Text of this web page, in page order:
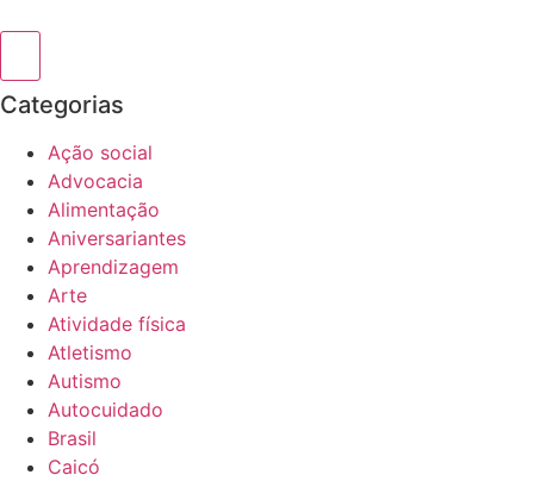
Categorias
Ação social
Advocacia
Alimentação
Aniversariantes
Aprendizagem
Arte
Atividade física
Atletismo
Autismo
Autocuidado
Brasil
Caicó